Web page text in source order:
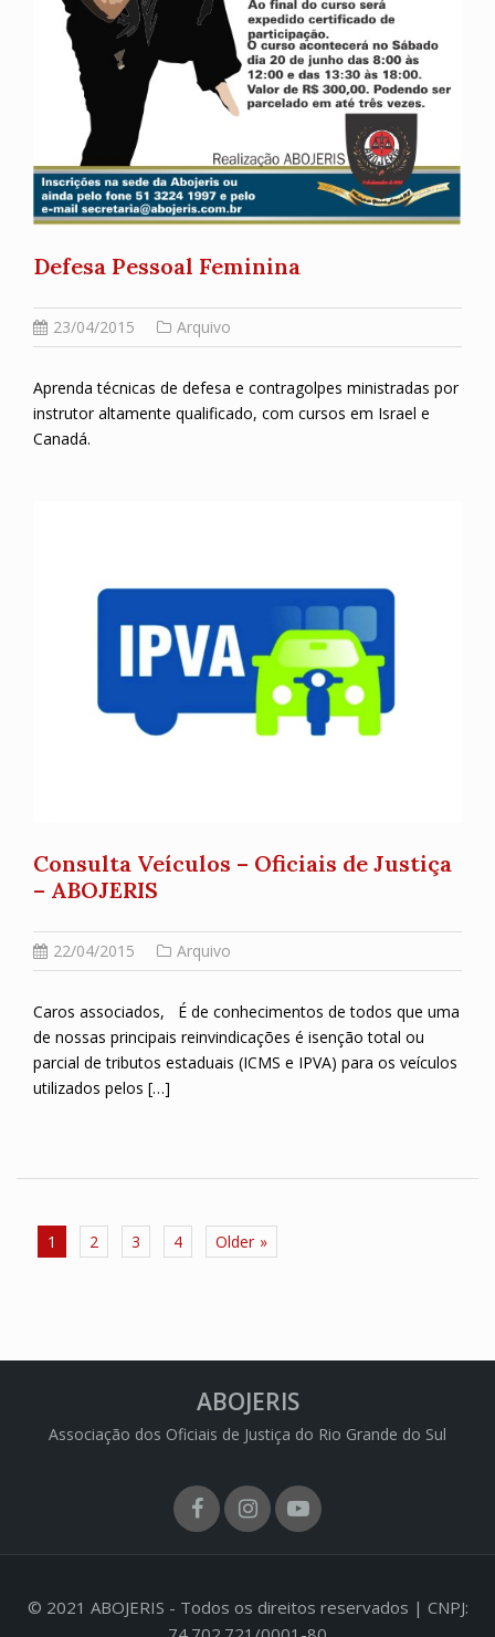
Defesa Pessoal Feminina
23/04/2015 Arquivo
Aprenda técnicas de defesa e contragolpes ministradas por
instrutor altamente qualificado, com cursos em Israel e
Canadá.
Consulta Veículos – Oficiais de Justiça
– ABOJERIS
22/04/2015 Arquivo
Caros associados, É de conhecimentos de todos que uma
de nossas principais reinvindicações é isenção total ou
parcial de tributos estaduais (ICMS e IPVA) para os veículos
utilizados pelos […]
Paginação
1 2 3 4 Older
ABOJERIS
Associação dos Oficiais de Justiça do Rio Grande do Sul
FacebookInstagram
Youtube
© 2021 ABOJERIS - Todos os direitos reservados | CNPJ: